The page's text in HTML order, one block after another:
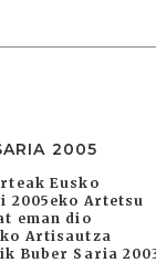
2005
Eusko
2005eko Artetsu
eman dio
Artisautza
Buber Saria